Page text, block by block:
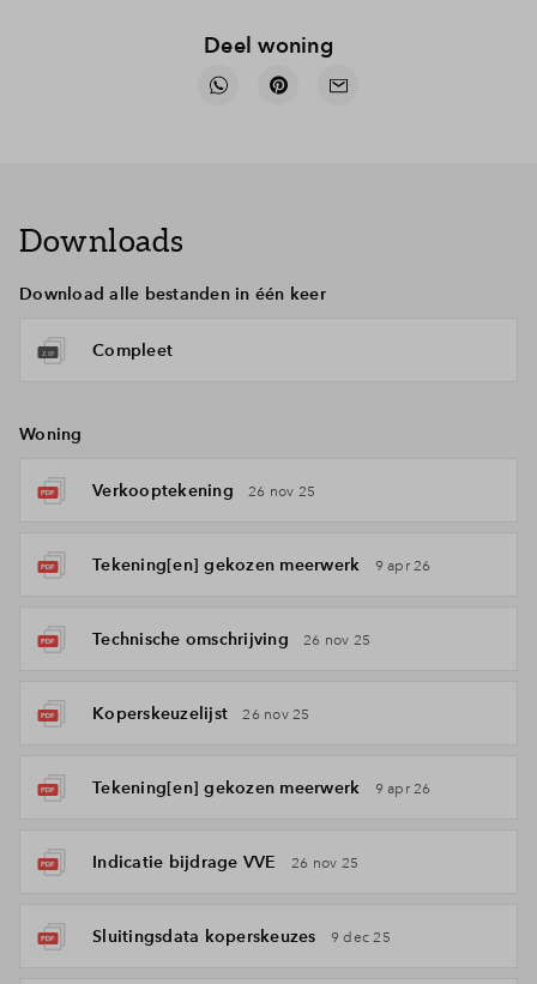
Deel woning
Downloads
Download alle bestanden in één keer
Compleet
Woning
Verkooptekening 26 nov 25
Tekening[en] gekozen meerwerk 9 apr 26
Technische omschrijving 26 nov 25
Koperskeuzelijst 26 nov 25
Tekening[en] gekozen meerwerk 9 apr 26
Indicatie bijdrage VVE 26 nov 25
Sluitingsdata koperskeuzes 9 dec 25